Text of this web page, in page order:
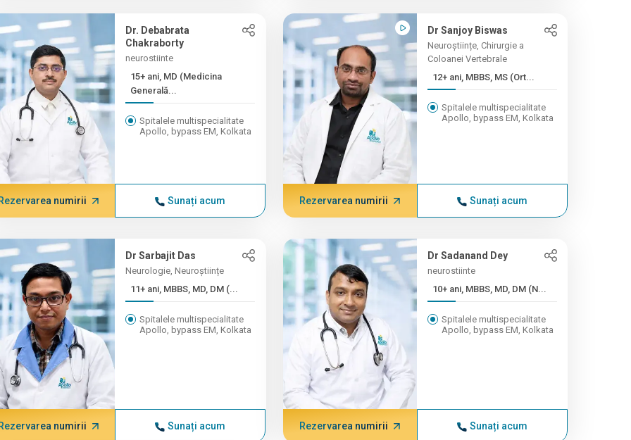
Dr. Debabrata
Chakraborty
neurostiinte
15+ ani, MD (Medicina
Generală...
Spitalele multispecialitate
Apollo, bypass EM, Kolkata
Rezervarea numirii Sunați acum
Dr Sanjoy Biswas
Neuroștiințe, Chirurgie a
Coloanei Vertebrale
12+ ani, MBBS, MS (Ort...
Spitalele multispecialitate
Apollo, bypass EM, Kolkata
Rezervarea numirii Sunați acum
Dr Sarbajit Das
Neurologie, Neuroștiințe
11+ ani, MBBS, MD, DM (...
Spitalele multispecialitate
Apollo, bypass EM, Kolkata
Rezervarea numirii Sunați acum
Dr Sadanand Dey
neurostiinte
10+ ani, MBBS, MD, DM (N...
Spitalele multispecialitate
Apollo, bypass EM, Kolkata
Rezervarea numirii Sunați acum